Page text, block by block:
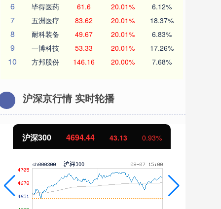
6 毕得医药 61.6 20.01% 6.12%
7 五洲医疗 83.62 20.01% 18.37%
8 耐科装备 49.67 20.01% 6.83%
9 一博科技 53.33 20.01% 17.26%
10 方邦股份 146.16 20.00% 7.68%
沪深京行情 实时轮播
北证50 1134.24 11.37 1.01%